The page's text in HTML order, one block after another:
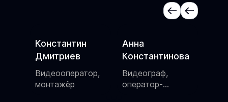
Константин
Дмитриев
Видеооператор,
монтажёр
Анна
Константинова
Видеограф,
оператор-